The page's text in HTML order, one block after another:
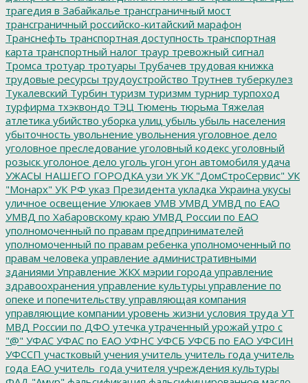
трагедия в Забайкалье трансграничный мост
трансграничный российско-китайский марафон
Транснефть транспортная доступность транспортная
карта транспортный налог траур тревожный сигнал
Тромса тротуар тротуары Трубачев трудовая книжка
трудовые ресурсы трудоустройство Трутнев туберкулез
Тукалевский Турбин туризм туризмм турнир турпоход
турфирма тхэквондо ТЭЦ Тюмень тюрьма Тяжелая
атлетика убийство уборка улиц убыль убыль населения
убыточность увольнение увольнения уголовное дело
уголовное преследование уголовный кодекс уголовный
розыск уголоное дело уголь угон угон автомобиля удача
УЖАСЫ НАШЕГО ГОРОДКА узи УК УК "ДомСтроСервис" УК
"Монарх" УК РФ указ Президента укладка Украина укусы
уличное освещение Улюкаев УМВ УМВД УМВД по ЕАО
УМВД по Хабаровскому краю УМВД России по ЕАО
уполномоченный по правам предпринимателей
уполномоченный по правам ребенка уполномоченный по
правам человека управление административными
зданиями Управление ЖКХ мэрии города управление
здравоохранения управление культуры управление по
опеке и попечительству управляющая компания
управляющие компании уровень жизни условия труда УТ
МВД России по ДФО утечка утраченный урожай утро с
"@" УФАС УФАС по ЕАО УФНС УФСБ УФСБ по ЕАО УФСИН
УФССП участковый учения учитель учитель года учитель
года ЕАО учитель_года учителя учреждения культуры